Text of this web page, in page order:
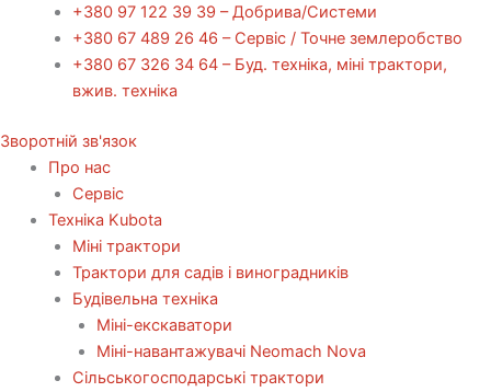
+380 97 122 39 39 – Добрива/Cистеми
+380 67 489 26 46 – Сервіс / Точне землеробство
+380 67 326 34 64 – Буд. техніка, міні трактори,
вжив. техніка
Зворотній зв'язок
Про нас
Сервіс
Технiка Kubota
Міні трактори
Трактори для садів і виноградників
Будівельна техніка
Міні-екскаватори
Міні-навантажувачі Neomach Nova
Сільськогосподарські трактори